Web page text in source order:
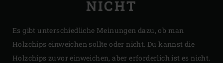
NICHT
Es gibt unterschiedliche Meinungen dazu, ob man
Holzchips einweichen sollte oder nicht. Du kannst die
Holzchips zuvor einweichen, aber erforderlich ist es nicht.